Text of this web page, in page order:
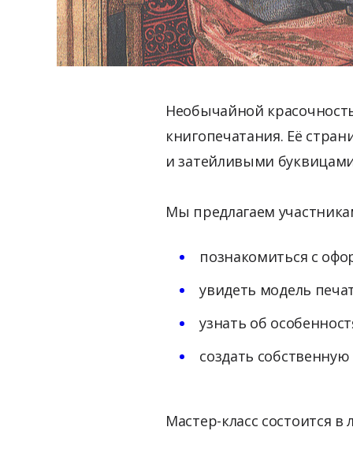
Необычайной
книгопечатания. Её
и затейливыми
Мы предлагаем
познакомиться с
увидеть модель
узнать об
создать
Мастер-класс состоится